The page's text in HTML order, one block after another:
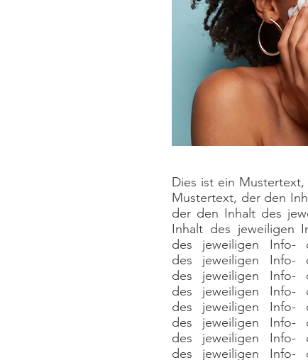
Dies ist ein
Mustertext, der den
der den Inhalt des
Inhalt des jeweiligen
des jeweiligen Info-
des jeweiligen Info-
des jeweiligen Info-
des jeweiligen Info-
des jeweiligen Info-
des jeweiligen Info-
des jeweiligen Info-
des jeweiligen Info-